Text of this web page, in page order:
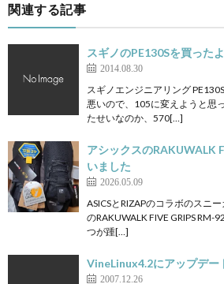
関連する記事
スギノのPE130Sを買ったよ
2014.08.30
スギノエンジニアリング
悪いので、105に変えようと思
たせいなのか、570[…]
アシックスのRAKUWALK
いました
2026.05.09
ASICSとRIZAPのコラボのスニ
のRAKUWALK FIVE GRIPS
つが踵[…]
VineLinux4.2にアップデー
2007.12.26